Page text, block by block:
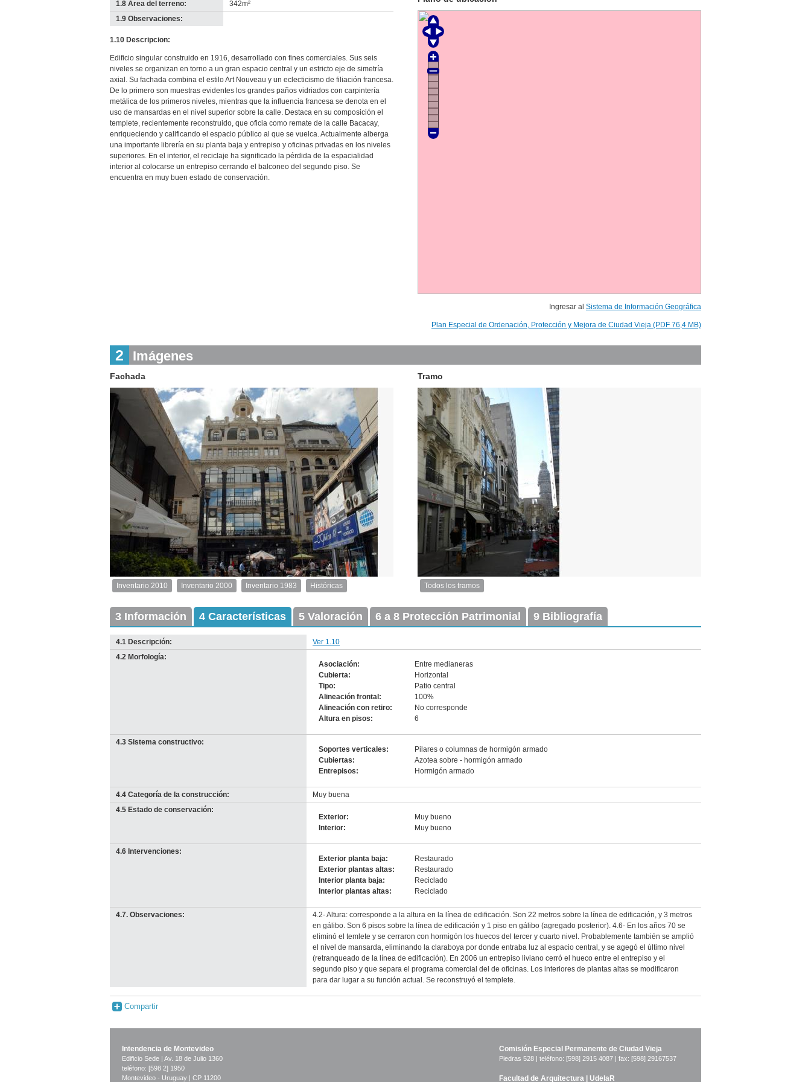
1.8 Área del terreno:
342m²
1.9 Observaciones:
1.10 Descripcion:
Edificio singular construido en 1916, desarrollado con fines comerciales. Sus seis
niveles se organizan en torno a un gran espacio central y un estricto eje de simetría
axial. Su fachada combina el estilo Art Nouveau y un eclecticismo de filiación francesa.
De lo primero son muestras evidentes los grandes paños vidriados con carpintería
metálica de los primeros niveles, mientras que la influencia francesa se denota en el
uso de mansardas en el nivel superior sobre la calle. Destaca en su composición el
templete, recientemente reconstruido, que oficia como remate de la calle Bacacay,
enriqueciendo y calificando el espacio público al que se vuelca. Actualmente alberga
una importante librería en su planta baja y entrepiso y oficinas privadas en los niveles
superiores. En el interior, el reciclaje ha significado la pérdida de la espacialidad
interior al colocarse un entrepiso cerrando el balconeo del segundo piso. Se
encuentra en muy buen estado de conservación.
Ingresar al Sistema de Información Geográfica
Plan Especial de Ordenación, Protección y Mejora de Ciudad Vieja (PDF 76,4 MB)
2 Imágenes
Fachada
Inventario
Exterior
Descargar
imagen
original
Inventario 2010
de4
padrón 4692
Descarga tamaño original
Anterior Pausa Siguiente
Inventario 2000 Inventario 1983 Históricas
de1
Anterior Pausa Siguiente
Tramo
Imagen
tramo:
Sarandí
tamaño
original
Todos los tramos
3 Información 4 Características 5 Valoración 6 a 8 Protección Patrimonial 9 Bibliografía
4.1 Descripción:
Ver 1.10
4.2 Morfología:
Asociación:
Entre medianeras
Cubierta:
Horizontal
Tipo:
Patio central
Alineación frontal:
100%
Alineación con retiro:
No corresponde
-
Altura en pisos: 6
4.3 Sistema constructivo:
Soportes verticales:
Pilares o columnas de hormigón armado
Cubiertas:
Azotea sobre - hormigón armado
Entrepisos:
Hormigón armado
4.4 Categoría de la construcción:
Muy buena
4.5 Estado de conservación:
Exterior:
Muy bueno
Interior:
Muy bueno
4.6 Intervenciones:
Exterior planta baja:
Restaurado
Exterior plantas altas:
Restaurado
Interior planta baja:
Reciclado
Interior plantas altas:
Reciclado
4.7. Observaciones:
4.2- Altura: corresponde a la altura en la línea de edificación. Son 22 metros sobre la línea de edificación, y 3 metros
en gálibo. Son 6 pisos sobre la línea de edificación y 1 piso en gálibo (agregado posterior). 4.6- En los años 70 se
eliminó el temlete y se cerraron con hormigón los huecos del tercer y cuarto nivel. Probablemente también se amplió
el nivel de mansarda, eliminando la claraboya por donde entraba luz al espacio central, y se agegó el último nivel
(retranqueado de la línea de edificación). En 2006 un entrepiso liviano cerró el hueco entre el entrepiso y el
segundo piso y que separa el programa comercial del de oficinas. Los interiores de plantas altas se modificaron
para dar lugar a su función actual. Se reconstruyó el templete.
Compartir
Intendencia de Montevideo
Edificio Sede | Av. 18 de Julio 1360
teléfono: [598 2] 1950
Montevideo - Uruguay | CP 11200
Comisión Especial Permanente de Ciudad Vieja
Piedras 528 | teléfono: [598] 2915 4087 | fax: [598] 29167537
Facultad de Arquitectura | UdelaR